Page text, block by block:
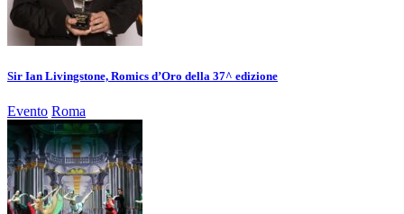
Sir Ian Livingstone, Romics d’Oro della 37^ edizione
Evento Roma